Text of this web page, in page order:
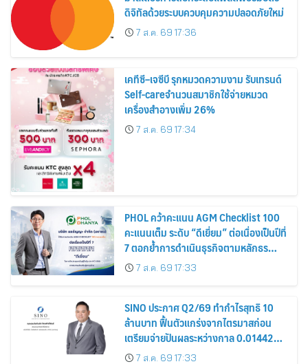
ดิจิทัลด้วยระบบควบคุมความปลอดภัยใหม่
7 ส.ค. 69 17:36
เคทีซี–เจซีบี รุกหมวดความงาม รับเทรนด์
Self-careจำนวนสมาชิกใช้จ่ายหมวด
เครื่องสำอางเพิ่ม 26%
7 ส.ค. 69 17:34
PHOL คว้าคะแนน AGM Checklist 100
คะแนนเต็ม ระดับ “ดีเยี่ยม” ต่อเนื่องเป็นปีที่
7 ตอกย้ำการดำเนินธุรกิจตามหลักธร
รมาภิบาล โปร่งใส สร้างความเชื่อมั่นผู้ถือ
หุ้น
7 ส.ค. 69 17:33
SINO ประกาศ Q2/69 ทำกำไรสุทธิ 10
ล้านบาท ฟื้นตัวแกร่งจากไตรมาสก่อน
เตรียมจ่ายปันผลระหว่างกาล 0.014423
บาทต่อหุ้น ครึ่งปีหลังมุ่งเติบโตต่อเนื่อง
7 ส.ค. 69 17:33